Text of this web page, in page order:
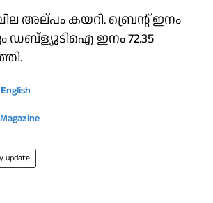
അല്പം കയറി. ബ്രെൻ്റ് ഇനം
ഡബ്ള്യുടിഐ ഇനം 72.35
English
update